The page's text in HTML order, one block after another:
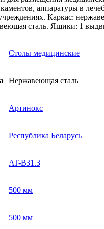
аппаратуры в
Каркас:
сталь. Ящики: 1
Столы медицинские
Нержавеющая сталь
Артинокс
Республика Беларусь
AT-B31.3
500 мм
500 мм